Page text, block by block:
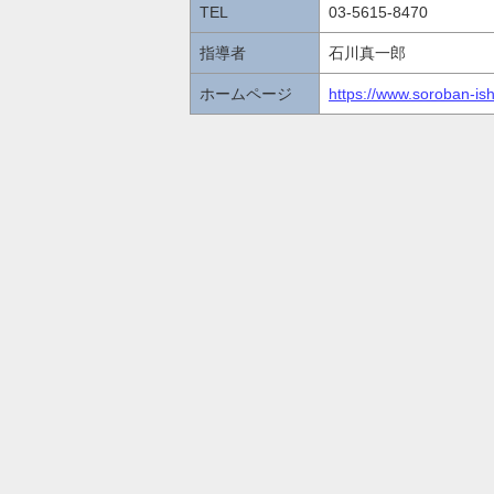
TEL 03-5615-8470
指導者 石川真一郎
ホームページ https://www.soroban-